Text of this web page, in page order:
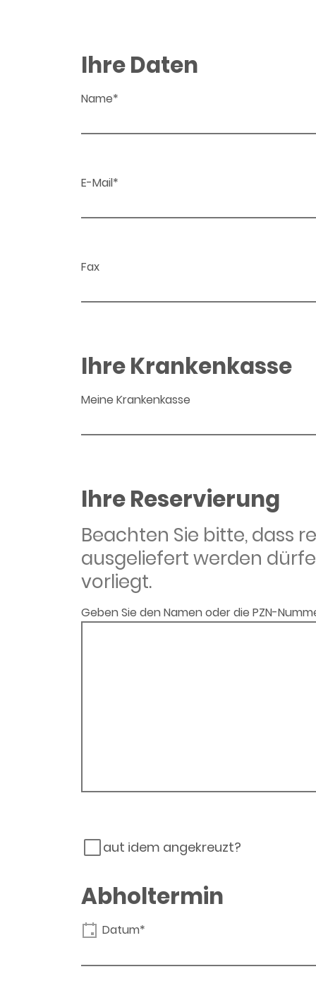
Ihre Daten
Name*
E-Mail*
Fax
Ihre Krankenkasse
Meine Krankenkasse
Ihre Reservierung
Beachten Sie bitte, dass
ausgeliefert werden
vorliegt.
Geben Sie den Namen oder die PZN-
aut idem angekreuzt?
Abholtermin
Datum*